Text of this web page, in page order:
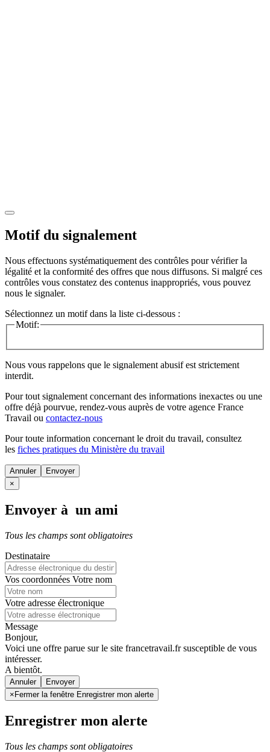
Motif du signalement
Nous effectuons systématiquement des contrôles pour vérifier la
légalité et la conformité des offres que nous diffusons. Si malgré ces
contrôles vous constatez des contenus inappropriés, vous pouvez
nous le signaler.
Sélectionnez un motif dans la liste ci-dessous :
Motif:
Nous vous rappelons que le signalement abusif est strictement
interdit.
Pour tout signalement concernant des informations inexactes ou une
offre déjà pourvue, rendez-vous auprès de votre agence France
Travail ou contactez-nous
Pour toute information concernant le droit du travail, consultez
les fiches pratiques du Ministère du travail
Annuler
×
Envoyer à un ami
Tous les champs sont obligatoires
Destinataire
Vos coordonnées Votre nom
Votre adresse électronique
Message
Bonjour,
Voici une offre parue sur le site francetravail.fr susceptible de vous
intéresser.
A bientôt.
Annuler
× Fermer la fenêtre Enregistrer mon alerte
Enregistrer mon alerte
Tous les champs sont obligatoires